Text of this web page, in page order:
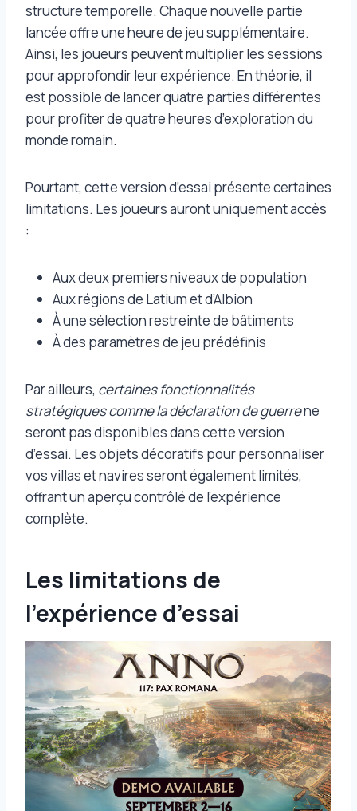
structure temporelle. Chaque nouvelle partie
lancée offre une heure de jeu supplémentaire.
Ainsi, les joueurs peuvent multiplier les sessions
pour approfondir leur expérience. En théorie, il
est possible de lancer quatre parties différentes
pour profiter de quatre heures d’exploration du
monde romain.
Pourtant, cette version d’essai présente certaines
limitations. Les joueurs auront uniquement accès
:
Aux deux premiers niveaux de population
Aux régions de Latium et d’Albion
À une sélection restreinte de bâtiments
À des paramètres de jeu prédéfinis
Par ailleurs, certaines fonctionnalités
stratégiques comme la déclaration de guerrene
seront pas disponibles dans cette version
d’essai. Les objets décoratifs pour personnaliser
vos villas et navires seront également limités,
offrant un aperçu contrôlé de l’expérience
complète.
Les limitations de
l’expérience d’essai